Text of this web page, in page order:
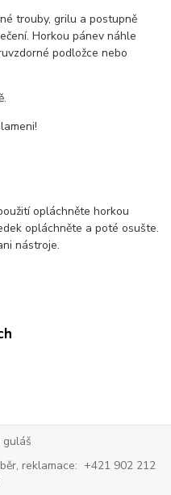
trouby, grilu a postupně
Horkou pánev náhle
podložce nebo
opláchněte horkou
opláchněte a poté osušte.
nástroje.
guláš
reklamace: +421 902 212